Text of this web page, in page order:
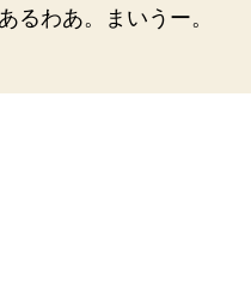
るわあ。まいうー。